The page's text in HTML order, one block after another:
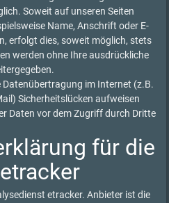
Soweit auf unseren Seiten
Name, Anschrift oder E-
erfolgt dies, soweit möglich, stets
werden ohne Ihre ausdrückliche
im Internet (z.B.
Sicherheitslücken aufweisen
Daten vor dem Zugriff durch Dritte
für die
etracker. Anbieter ist die